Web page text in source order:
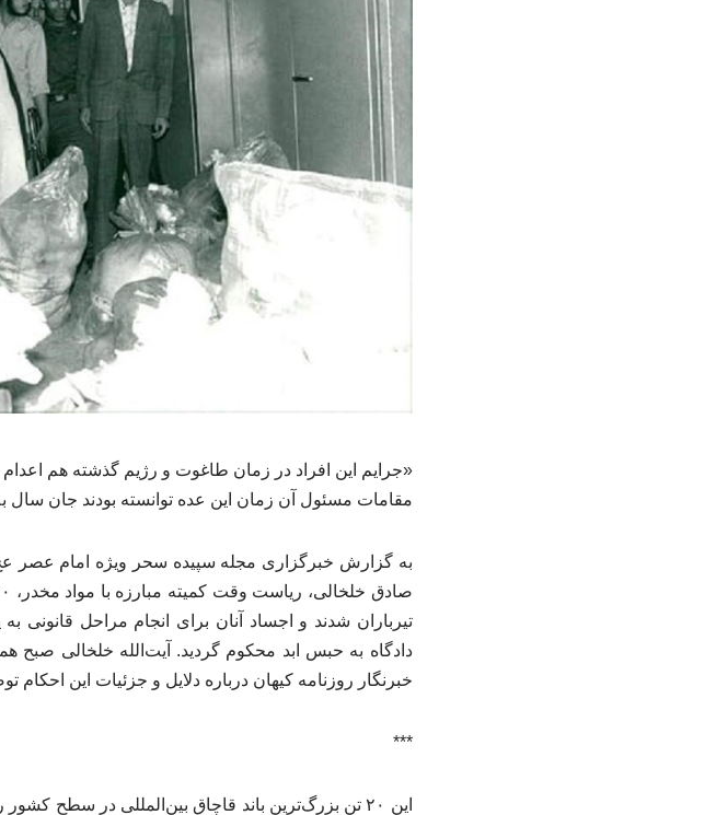
«جرایم این افراد در زمان طاغوت و رژیم گذشته هم
مقامات مسئول آن زمان این عده توانسته بودند جان سال
تیرباران شدند و اجساد آنان برای انجام مراحل
دادگاه به حبس ابد محکوم گردید. آیت‌الله خلخالی صبح
خبرنگار روزنامه کیهان درباره دلایل و جزئیات این احکام
***
این ۲۰ تن بزرگ‌ترین باند قاچاق بین‌المللی در سطح